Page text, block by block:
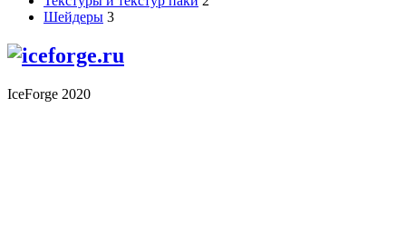
Шейдеры 3
IceForge 2020